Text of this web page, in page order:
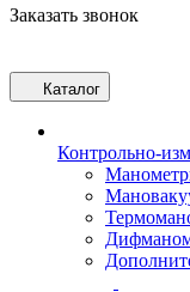
Заказать звонок
Каталог
Контрольно-